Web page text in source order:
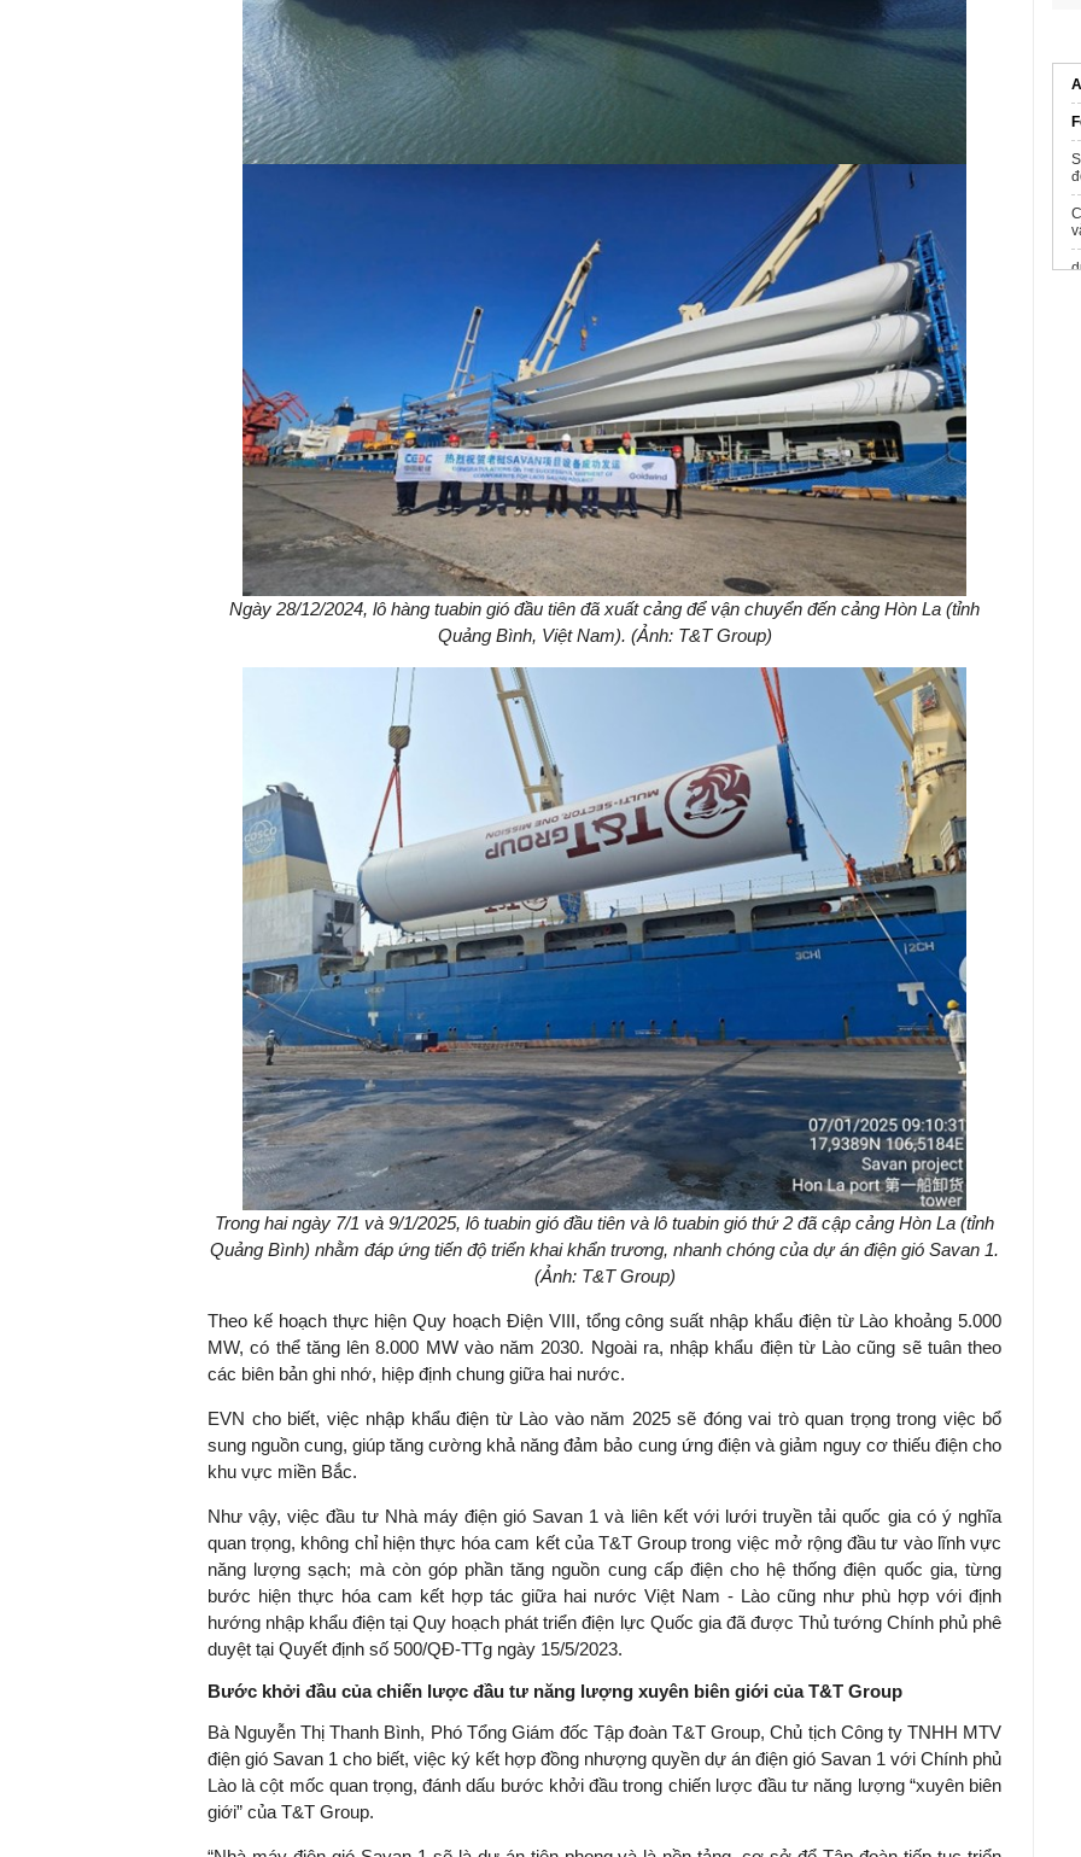
Ngày 28/12/2024, lô hàng tuabin gió đầu tiên đã xuất cảng để vận chuyển đến cảng Hòn La (tỉnh
Quảng Bình, Việt Nam). (Ảnh: T&T Group)
Trong hai ngày 7/1 và 9/1/2025, lô tuabin gió đầu tiên và lô tuabin gió thứ 2 đã cập cảng Hòn La (tỉnh
Quảng Bình) nhằm đáp ứng tiến độ triển khai khẩn trương, nhanh chóng của dự án điện gió Savan 1.
(Ảnh: T&T Group)
Theo kế hoạch thực hiện Quy hoạch Điện VIII, tổng công suất nhập khẩu điện từ Lào khoảng 5.000
MW, có thể tăng lên 8.000 MW vào năm 2030. Ngoài ra, nhập khẩu điện từ Lào cũng sẽ tuân theo
các biên bản ghi nhớ, hiệp định chung giữa hai nước.
EVN cho biết, việc nhập khẩu điện từ Lào vào năm 2025 sẽ đóng vai trò quan trọng trong việc bổ
sung nguồn cung, giúp tăng cường khả năng đảm bảo cung ứng điện và giảm nguy cơ thiếu điện cho
khu vực miền Bắc.
Như vậy, việc đầu tư Nhà máy điện gió Savan 1 và liên kết với lưới truyền tải quốc gia có ý nghĩa
quan trọng, không chỉ hiện thực hóa cam kết của T&T Group trong việc mở rộng đầu tư vào lĩnh vực
năng lượng sạch; mà còn góp phần tăng nguồn cung cấp điện cho hệ thống điện quốc gia, từng
bước hiện thực hóa cam kết hợp tác giữa hai nước Việt Nam - Lào cũng như phù hợp với định
hướng nhập khẩu điện tại Quy hoạch phát triển điện lực Quốc gia đã được Thủ tướng Chính phủ phê
duyệt tại Quyết định số 500/QĐ-TTg ngày 15/5/2023.
Bước khởi đầu của chiến lược đầu tư năng lượng xuyên biên giới của T&T Group
Bà Nguyễn Thị Thanh Bình, Phó Tổng Giám đốc Tập đoàn T&T Group, Chủ tịch Công ty TNHH MTV
điện gió Savan 1 cho biết, việc ký kết hợp đồng nhượng quyền dự án điện gió Savan 1 với Chính phủ
Lào là cột mốc quan trọng, đánh dấu bước khởi đầu trong chiến lược đầu tư năng lượng “xuyên biên
giới” của T&T Group.